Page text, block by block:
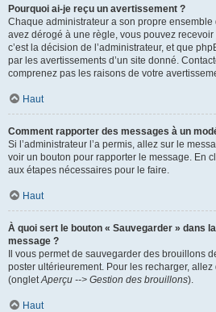
Pourquoi ai-je reçu un avertissement ?
Chaque administrateur a son propre
avez dérogé à une règle, vous pouvez
c’est la décision de l’administrateur, et que
par les avertissements d’un site donné.
comprenez pas les raisons de votre
Haut
Comment rapporter des messages à un
Si l’administrateur l’a permis, allez sur le
voir un bouton pour rapporter le message. En
aux étapes nécessaires pour le faire.
Haut
À quoi sert le bouton « Sauvegarder » dans
message ?
Il vous permet de sauvegarder des brouillons
poster ultérieurement. Pour les recharger,
(ongletAperçu --> Gestion des brouillons).
Haut